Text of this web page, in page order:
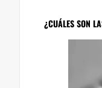
¿CUÁLES SON